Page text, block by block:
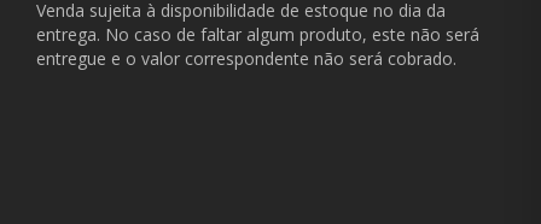
Venda sujeita à disponibilidade de estoque no dia da
entrega. No caso de faltar algum produto, este não será
entregue e o valor correspondente não será cobrado.